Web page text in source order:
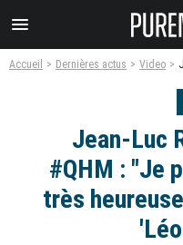
menu
Accueil Dernières actus Video
Jean-Luc
#QHM : "Je
très